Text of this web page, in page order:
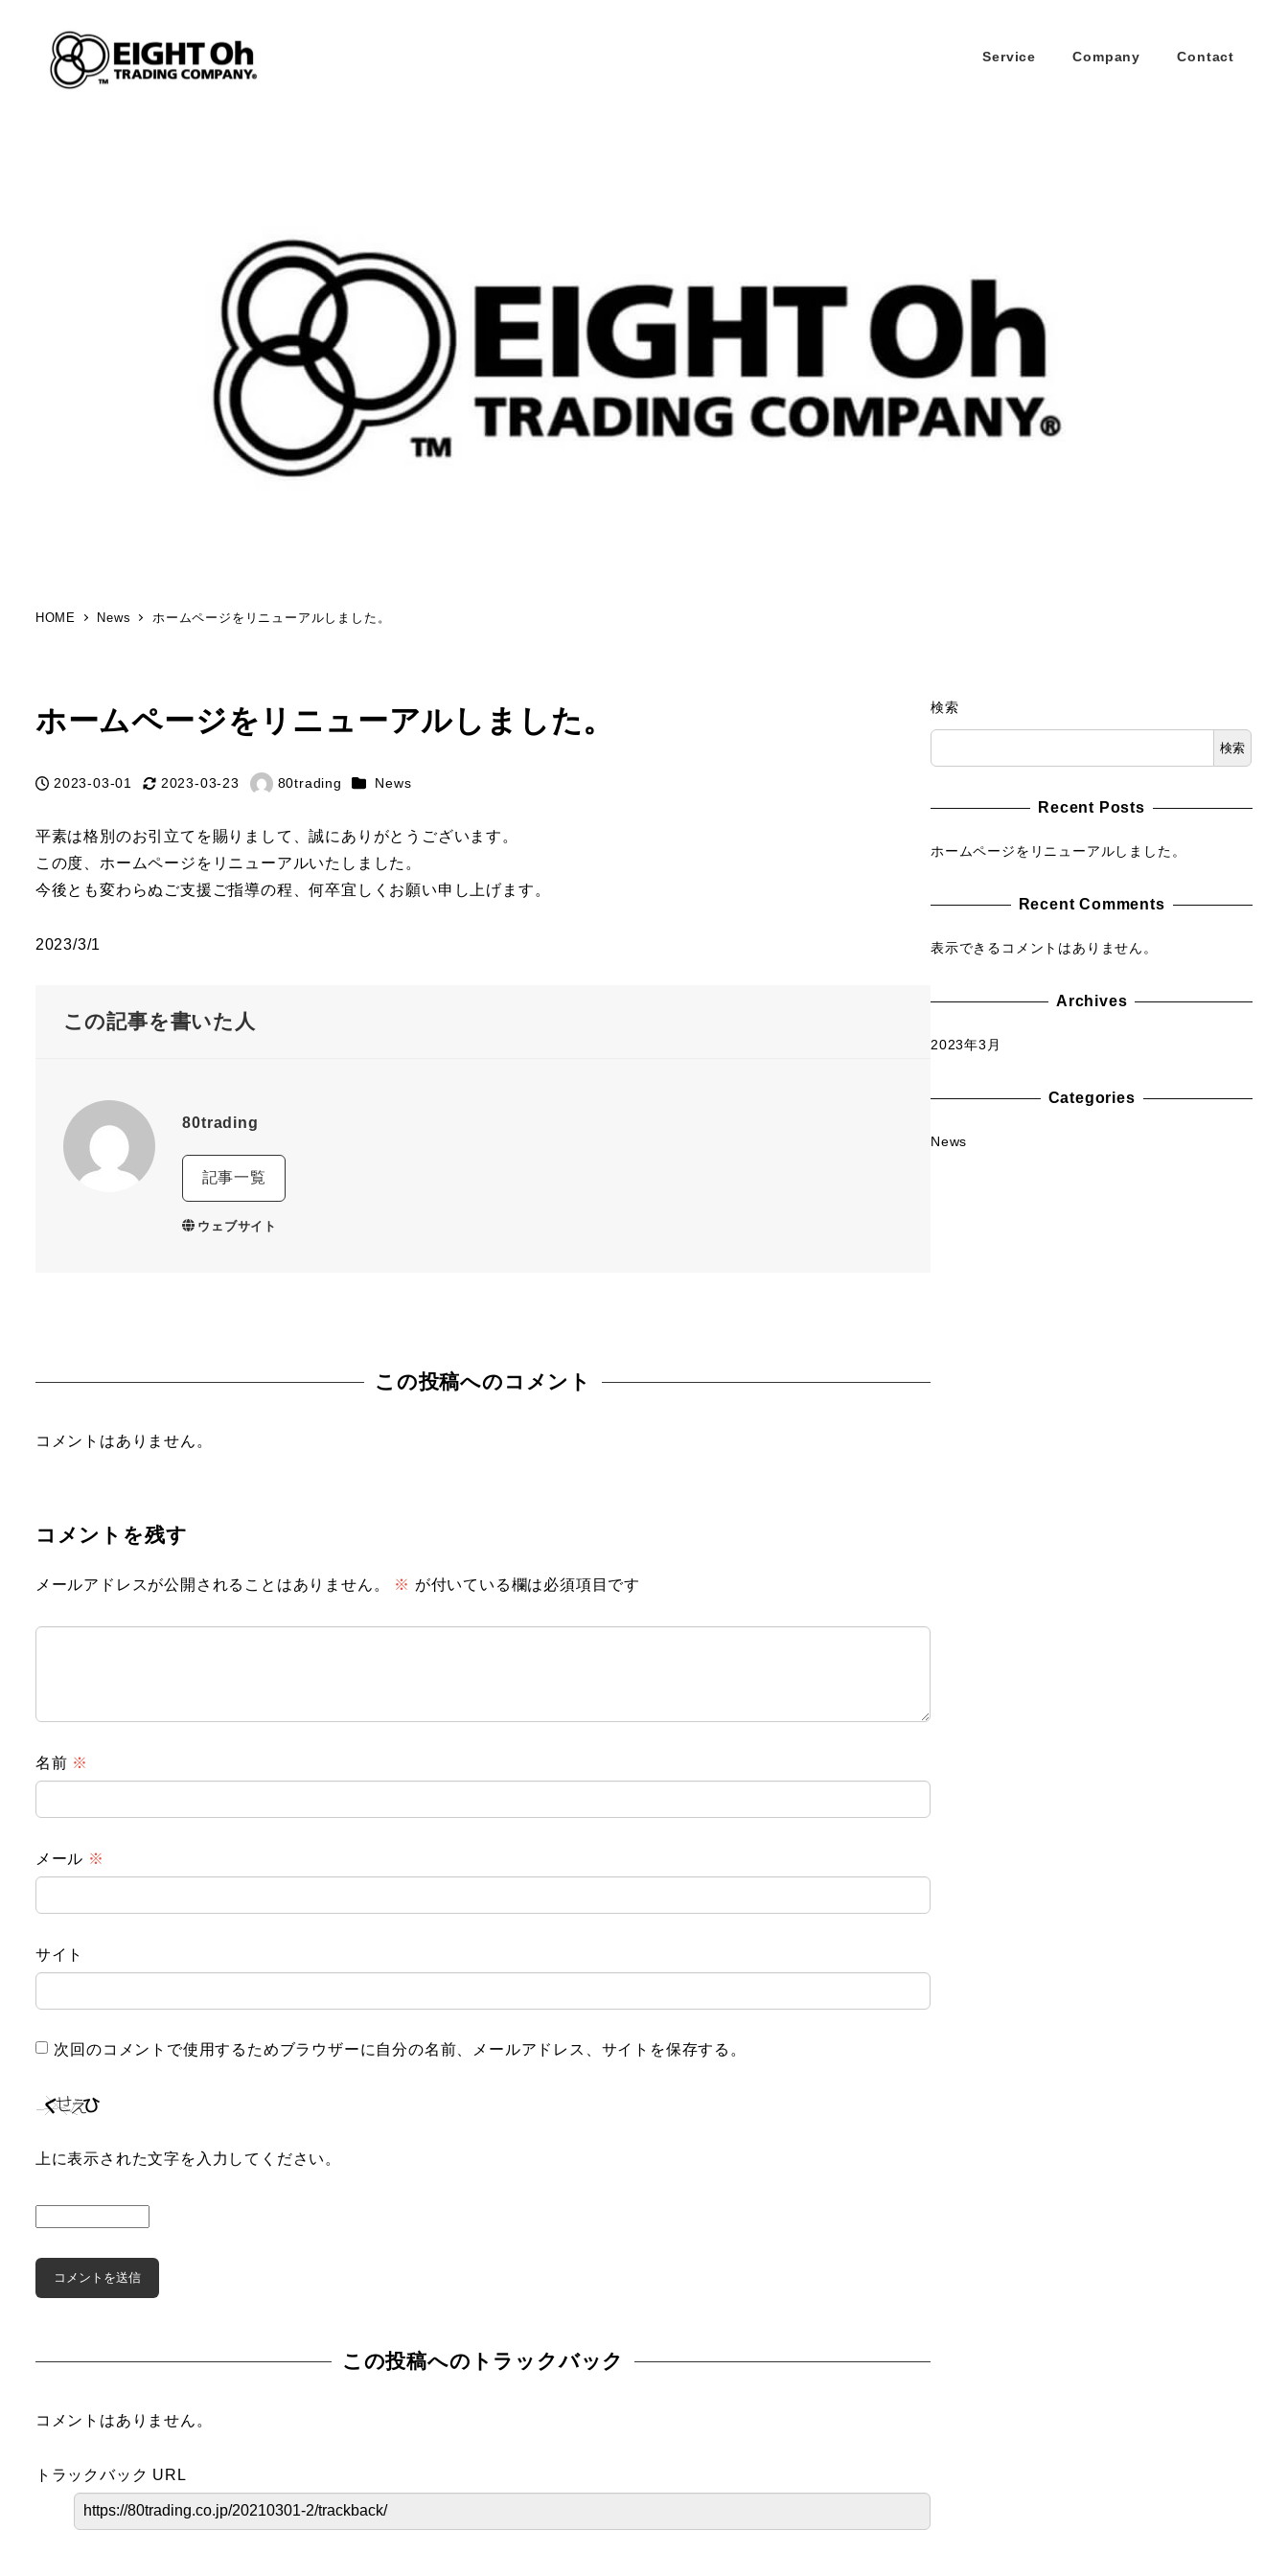
Service Company Contact
HOME News ホームページをリニューアルしました。
ホームページをリニューアルしました。
投稿日
2023-03-01
更新日
2023-03-23
著
80trading カテゴリー
News
平素は格別のお引立てを賜りまして、誠にありがとうございます。​
この度、ホームページをリニューアルいたしました。​
今後とも変わらぬご支援ご指導の程、何卒宜しくお願い申し上げます。​
2023/3/1​
この記事を書いた人
80trading
記事一覧
ウェブサイト
この投稿へのコメント
コメントはありません。
コメントを残す
メールアドレスが公開されることはありません。 ※ が付いている欄は必須項目です
名前 ※
メール ※
サイト
次回のコメントで使用するためブラウザーに自分の名前、メールアドレス、サイトを保存する。
上に表示された文字を入力してください。
この投稿へのトラックバック
コメントはありません。
トラックバック URL
検索
検索
Recent Posts
ホームページをリニューアルしました。
Recent Comments
表示できるコメントはありません。
Archives
2023年3月
Categories
News